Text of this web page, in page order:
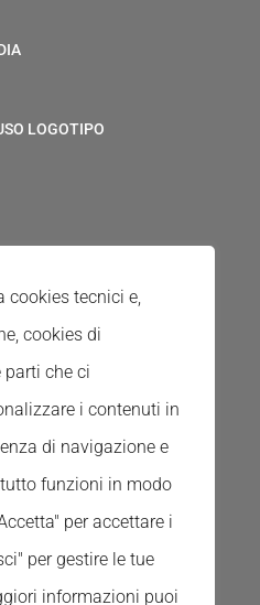
LOGOTIPO
ROSSA ITALIANA
cookies tecnici e,
cookies di
parti che ci
i contenuti in
di navigazione e
funzioni in modo
per accettare i
per gestire le tue
informazioni puoi